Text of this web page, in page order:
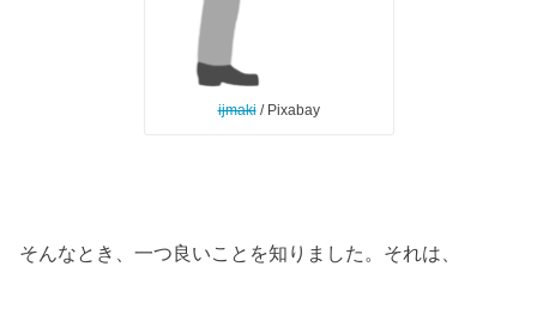
ijmaki/ Pixabay
そんなとき、一つ良いことを知りました。それは、